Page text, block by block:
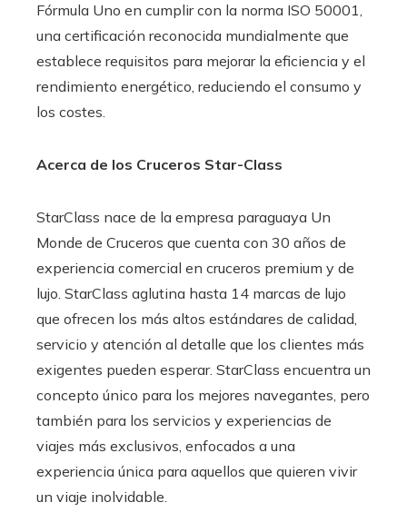
Fórmula Uno en cumplir con la norma ISO 50001,
una certificación reconocida mundialmente que
establece requisitos para mejorar la eficiencia y el
rendimiento energético, reduciendo el consumo y
los costes.
Acerca de los Cruceros Star-Class
StarClass nace de la empresa paraguaya Un
Monde de Cruceros que cuenta con 30 años de
experiencia comercial en cruceros premium y de
lujo. StarClass aglutina hasta 14 marcas de lujo
que ofrecen los más altos estándares de calidad,
servicio y atención al detalle que los clientes más
exigentes pueden esperar. StarClass encuentra un
concepto único para los mejores navegantes, pero
también para los servicios y experiencias de
viajes más exclusivos, enfocados a una
experiencia única para aquellos que quieren vivir
un viaje inolvidable.